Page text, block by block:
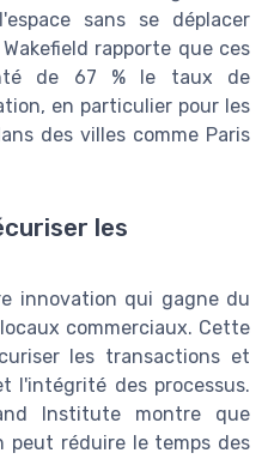
sans se déplacer
rapporte que ces
de 67 % le taux de
en particulier pour les
des villes comme Paris
les
innovation qui gagne du
commerciaux. Cette
les transactions et
l'intégrité des processus.
Institute montre que
peut réduire le temps des